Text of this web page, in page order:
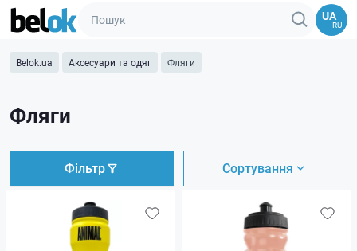
UA
RU
Belok.ua Аксесуари та одяг Фляги
Фляги
Фільтр Сортування